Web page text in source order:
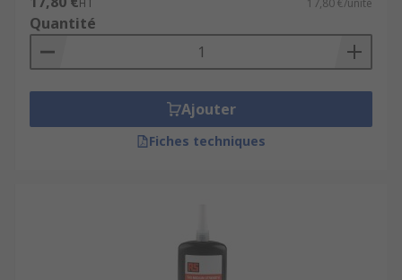
HT 17,80 €/unité
Quantité
Ajouter
Fiches techniques